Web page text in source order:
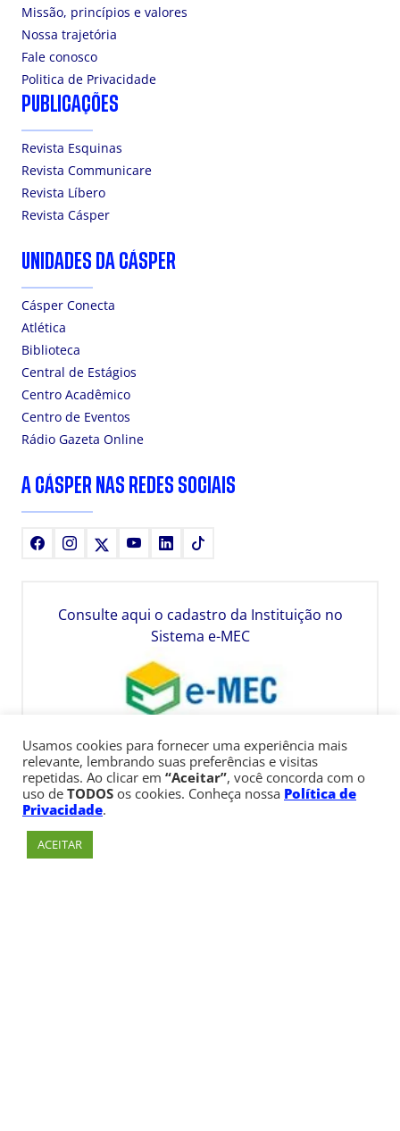
Missão, princípios e valores
Nossa trajetória
Fale conosco
Politica de Privacidade
PUBLICAÇÕES
Revista Esquinas
Revista Communicare
Revista Líbero
Revista Cásper
UNIDADES DA CÁSPER
Cásper Conecta
Atlética
Biblioteca
Central de Estágios
Centro Acadêmico
Centro de Eventos
Rádio Gazeta Online
A CÁSPER NAS REDES SOCIAIS
FacebookInstagram YoutubeLinkedIn
Consulte aqui o cadastro da Instituição no
Sistema e-MEC
Usamos cookies para fornecer uma experiência mais
relevante, lembrando suas preferências e visitas
repetidas. Ao clicar em “Aceitar”, você concorda com o
uso de TODOS os cookies. Conheça nossa Política de
Privacidade.
ACEITAR